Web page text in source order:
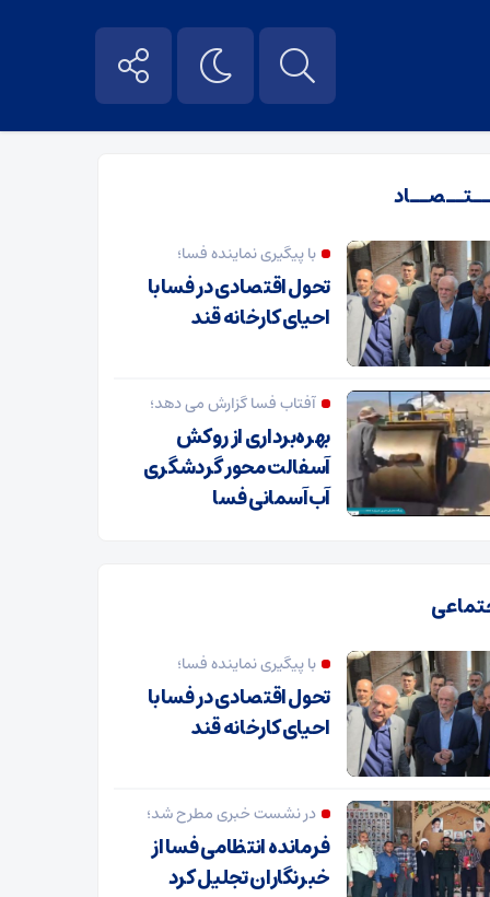
با پیگیری نماینده فسا؛
تحول اقتصادی در فسا با
احیای کارخانه قند
آفتاب فسا گزارش می دهد؛
بهره‌برداری از روکش
آسفالت محور گردشگری
آب‌آسمانی فسا
با پیگیری نماینده فسا؛
تحول اقتصادی در فسا با
احیای کارخانه قند
در نشست خبری مطرح شد؛
فرمانده انتظامی فسا از
خبرنگاران تجلیل کرد